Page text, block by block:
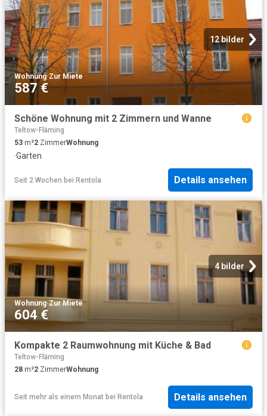
12 bilder
Wohnung·Zur Miete
587 €
Schöne Wohnung mit 2 Zimmern und Wanne
Teltow-Fläming
53 m²2 ZimmerWohnung
·Garten
Seit 2 Wochen bei Rentola Details ansehen
4 bilder
Wohnung·Zur Miete
604 €
Kompakte 2 Raumwohnung mit Küche & Bad
Teltow-Fläming
28 m²2 ZimmerWohnung
Seit mehr als einem Monat bei Rentola Details ansehen